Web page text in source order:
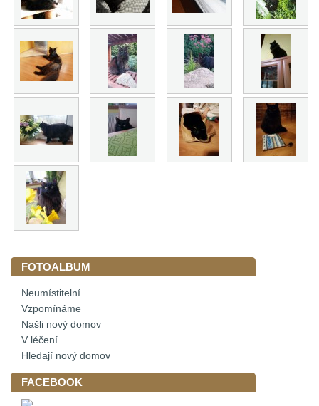
FOTOALBUM
Neumístitelní
Vzpomínáme
Našli nový domov
V léčení
Hledají nový domov
FACEBOOK